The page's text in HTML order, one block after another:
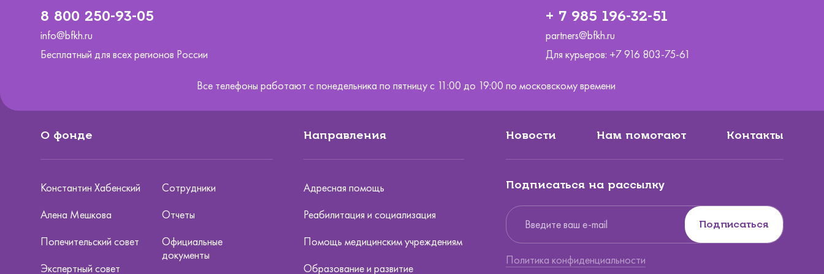
8 800 250-93-05
info@bfkh.ru
Бесплатный для всех регионов России
+ 7 985 196-32-51
partners@bfkh.ru
Для курьеров: +7 916 803-75-61
Все телефоны работают с понедельника по пятницу с 11:00 до 19:00 по московскому времени
О фонде
Константин Хабенский
Алена Мешкова
Попечительский совет
Экспертный совет
Сотрудники
Отчеты
Официальные
документы
Направления
Адресная помощь
Реабилитация и социализация
Помощь медицинским учреждениям
Образование и развитие
Новости Нам помогают Контакты
Подписаться на рассылку
Подписаться
Политика конфиденциальности